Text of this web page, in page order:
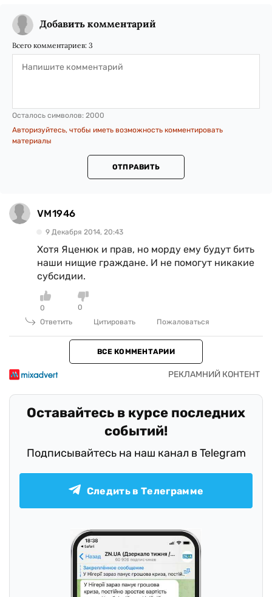
Добавить комментарий
Всего комментариев: 3
Осталось символов: 2000
Авторизуйтесь, чтобы иметь возможность комментировать
материалы
ОТПРАВИТЬ
VM1946
9 Декабря 2014, 20:43
Хотя Яценюк и прав, но морду ему будут бить
наши нищие граждане. И не помогут никакие
субсидии.
0
0
Ответить
Цитировать Пожаловаться
ВСЕ КОММЕНТАРИИ
Оставайтесь в курсе последних
событий!
Подписывайтесь на наш канал в Telegram
Следить в Телеграмме